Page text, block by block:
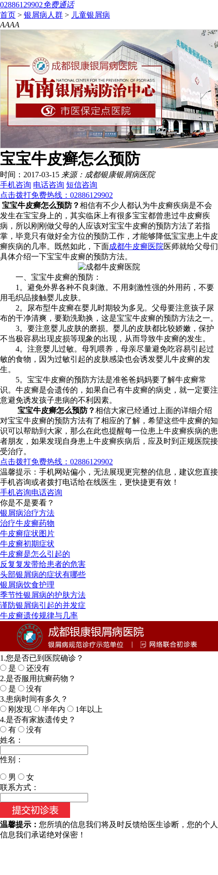
02886129902免费通话
首页 > 银屑病人群 > 儿童银屑病
AAAA
宝宝牛皮癣怎么预防
时间：2017-03-15 来源：成都银康银屑病医院
手机咨询 电话咨询 短信咨询
点击拨打免费热线：02886129902
宝宝牛皮癣怎么预防？相信有不少人都认为牛皮癣疾病是不会
发生在宝宝身上的，其实临床上有很多宝宝都曾患过牛皮癣疾
病，所以刚刚做父母的人应该对宝宝牛皮癣的预防方法了若指
掌，毕竟只有做好全方位的预防工作，才能够降低宝宝患上牛皮
癣疾病的几率。既然如此，下面成都牛皮癣医院医师就给父母们
具体介绍一下宝宝牛皮癣的预防方法。
一、宝宝牛皮癣的预防：
1。避免外界各种不良刺激。不用刺激性强的外用药，不要
用毛织品接触婴儿皮肤。
2。尿布型牛皮癣在婴儿时期较为多见。父母要注意孩子尿
布的干净清爽，要勤洗勤换，这是宝宝牛皮癣的预防方法之一。
3。要注意婴儿皮肤的磨损。婴儿的皮肤都比较娇嫩，保护
不当极容易出现皮损等现象的出现，从而导致牛皮癣的发生。
4。注意婴儿过敏。母乳喂养，母亲尽量避免吃容易引起过
敏的食物，因为过敏引起的皮肤感染也会诱发婴儿牛皮癣的发
生。
5。宝宝牛皮癣的预防方法是准爸爸妈妈要了解牛皮癣常
识。牛皮癣是会遗传的，如果自己有牛皮癣的病史，就一定要注
意避免诱发孩子患病的不利因素。
宝宝牛皮癣怎么预防？相信大家已经通过上面的详细介绍
对宝宝牛皮癣的预防方法有了相应的了解，希望这些牛皮癣的知
识可以帮助到大家，那么在此也提醒每一位患上牛皮癣疾病的患
者朋友，如果发现自身患上牛皮癣疾病后，应及时到正规医院接
受治疗。
点击拨打免费热线：02886129902
温馨提示：手机网站偏小，无法展现更完整的信息，建议您直接
手机咨询或者拨打电话给在线医生，更快捷更有效！
手机咨询电话咨询
你是不是要看？
银屑病治疗方法
治疗牛皮癣药物
牛皮癣症状图片
牛皮癣初期症状
牛皮癣是怎么引起的
反复复发带给患者的危害
头部银屑病的症状有哪些
银屑病饮食护理
季节性银屑病的护肤方法
谨防银屑病引起的并发症
牛皮癣遗传规律与几率
1.您是否已到医院确诊？
是
还没有
2.是否服用抗癣药物？
是
没有
3.患病时间有多久？
刚发现
半年内
1年以上
4.是否有家族遗传史？
有
没有
姓名：
性别：
男
女
今天日期：
联系方式：
温馨提示： 您所填的信息我们将及时反馈给医生诊断，您的个人
信息我们承诺绝对保密！